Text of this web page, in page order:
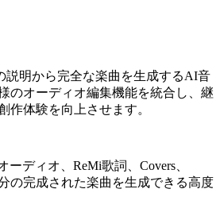
説明から完全な楽曲を生成するAI音
のオーディオ編集機能を統合し、継
作体験を向上させます。
ーディオ、ReMi歌詞、Covers、
の完成された楽曲を生成できる高度